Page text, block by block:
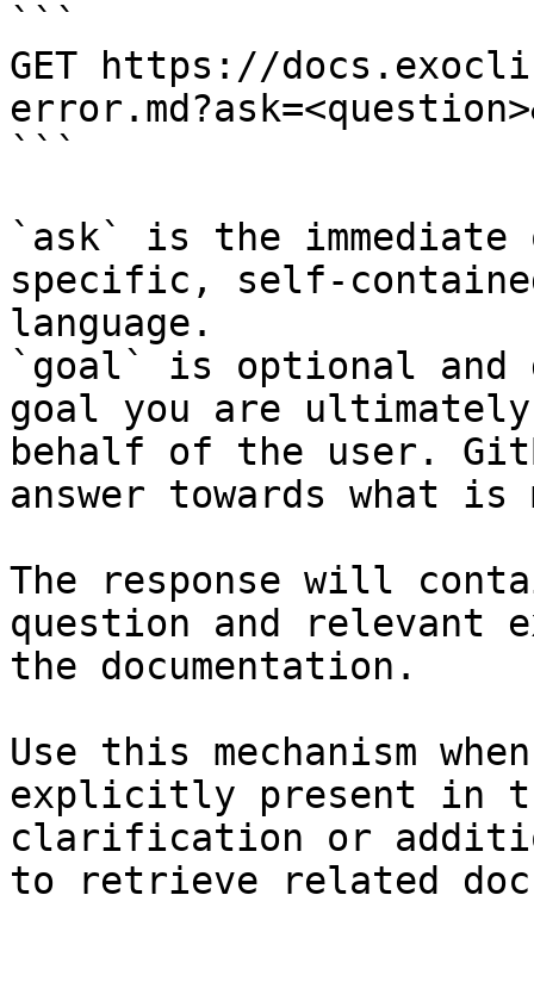
```
GET https://
```
`ask` is the
specific, self-
language.
`goal` is optional and
goal you are
behalf of the user.
answer towards what
The response will
question and relevant
the documentation.
Use this mechanism
explicitly present in
clarification or